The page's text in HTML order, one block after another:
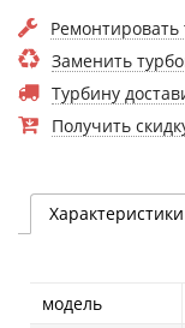
Ремонтировать
Заменить
Турбину
Получить
Характеристики
модель